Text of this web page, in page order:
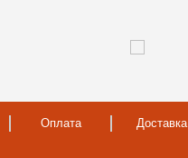
Оплата Доставка